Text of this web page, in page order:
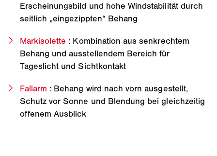
Erscheinungsbild und hohe Windstabilität durch
seitlich „eingezippten“ Behang
Markisolette : Kombination aus senkrechtem
Behang und ausstellendem Bereich für
Tageslicht und Sichtkontakt
Fallarm : Behang wird nach vorn ausgestellt,
Schutz vor Sonne und Blendung bei gleichzeitig
offenem Ausblick